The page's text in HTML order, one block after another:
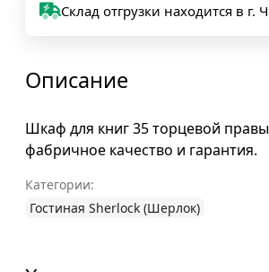
Склад отгрузки находится в г.
Описание
Шкаф для книг 35 торцевой
фабричное качество и гарантия.
Категории:
Гостиная Sherlock (Шерлок)